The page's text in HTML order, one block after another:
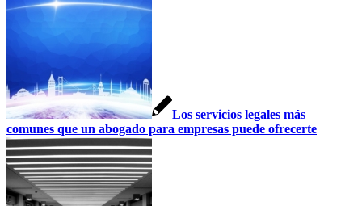
Los servicios legales más
comunes que un abogado para empresas puede ofrecerte